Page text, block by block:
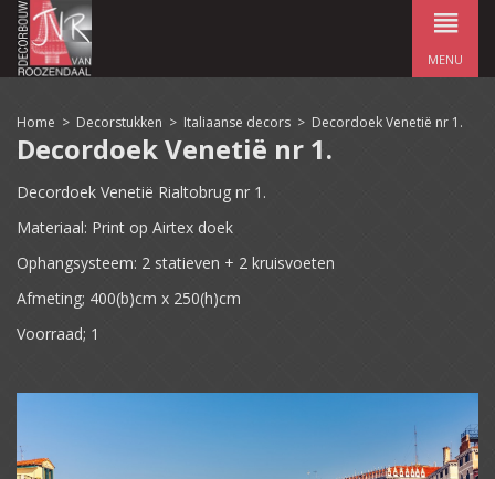
MENU
Home > Decorstukken > Italiaanse decors > Decordoek Venetië nr 1.
Decordoek Venetië nr 1.
Decordoek Venetië Rialtobrug nr 1.
Materiaal: Print op Airtex doek
Ophangsysteem: 2 statieven + 2 kruisvoeten
Afmeting; 400(b)cm x 250(h)cm
Voorraad; 1